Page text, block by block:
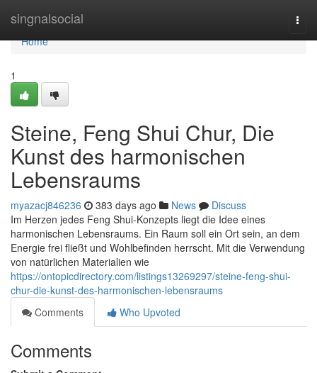
singnalsocial
Home
Home
1
Steine, Feng Shui Chur, Die
Kunst des harmonischen
Lebensraums
myazacj846236 383 days ago News
Discuss
Im Herzen jedes Feng Shui-Konzepts liegt die Idee eines
harmonischen Lebensraums. Ein Raum soll ein Ort sein, an dem
Energie frei fließt und Wohlbefinden herrscht. Mit die Verwendung
von natürlichen Materialien wie
https://ontopicdirectory.com/listings13269297/steine-feng-shui-
chur-die-kunst-des-harmonischen-lebensraums
Comments
Who Upvoted
Comments